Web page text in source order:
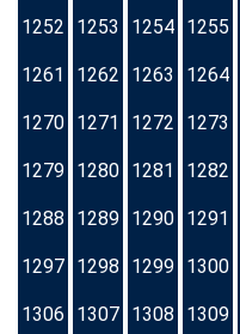
1252 1253 1254 1255
1261 1262 1263 1264
1270 1271 1272 1273
1279 1280 1281 1282
1288 1289 1290 1291
1297 1298 1299 1300
1306 1307 1308 1309